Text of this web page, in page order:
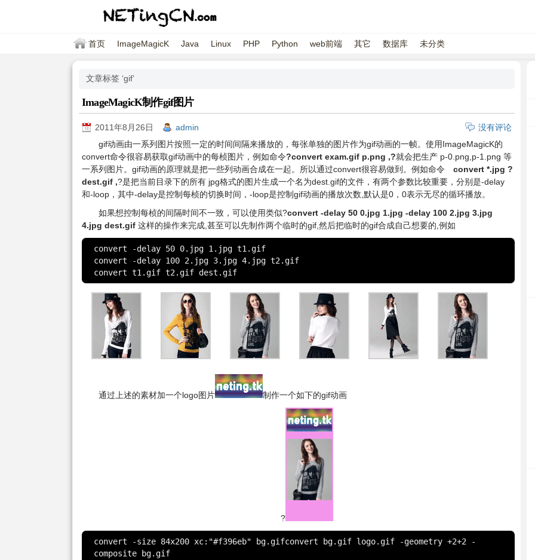
首页 ImageMagicK Java Linux PHP Python web前端 其它 数据库 未分类
文章标签 ‘gif’
ImageMagicK制作gif图片
2011年8月26日 admin
没有评论
gif动画由一系列图片按照一定的时间间隔来播放的，每张单独的图片作为gif动画的一帧。使用ImageMagicK的
convert命令很容易获取gif动画中的每桢图片，例如命令?convert exam.gif p.png ,?就会把生产 p-0.png,p-1.png 等
一系列图片。gif动画的原理就是把一些列动画合成在一起。所以通过convert很容易做到。例如命令 convert *.jpg ?
dest.gif ,?是把当前目录下的所有 jpg格式的图片生成一个名为dest.gif的文件，有两个参数比较重要，分别是-delay
和-loop，其中-delay是控制每桢的切换时间，-loop是控制gif动画的播放次数,默认是0，0表示无尽的循环播放。
如果想控制每桢的间隔时间不一致，可以使用类似?convert -delay 50 0.jpg 1.jpg -delay 100 2.jpg 3.jpg
4.jpg dest.gif 这样的操作来完成,甚至可以先制作两个临时的gif,然后把临时的gif合成自己想要的,例如
convert -delay 50 0.jpg 1.jpg t1.gif
convert -delay 100 2.jpg 3.jpg 4.jpg t2.gif
convert t1.gif t2.gif dest.gif
通过上述的素材加一个logo图片 制作一个如下的gif动画
?
convert -size 84x200 xc:"#f396eb" bg.gifconvert bg.gif logo.gif -geometry +2+2 -
composite bg.gif